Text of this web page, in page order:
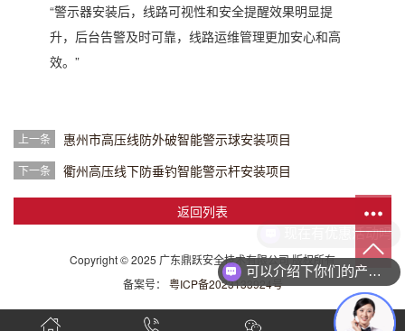
“警示器安装后，线路可视性和安全提醒效果明显提
升，后台告警及时可靠，线路运维管理更加安心和高
效。”
上一条 惠州市高压线防外破智能警示球安装项目
下一条 衢州高压线下防垂钓智能警示杆安装项目
返回列表
Copyright © 2025 广东鼎跃安全技术有限公司 版权所有
备案号：
粤ICP备2023133924号
现在有优惠活动吗